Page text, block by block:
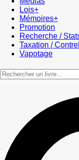
Lois+
Mémoires+
Promotion
Recherche /
Taxation /
Vapotage